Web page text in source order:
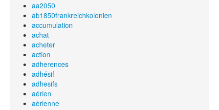
aa2050
ab1850frankreichkolonien
accumulation
achat
acheter
action
adherences
adhésif
adhesifs
aérien
aérienne